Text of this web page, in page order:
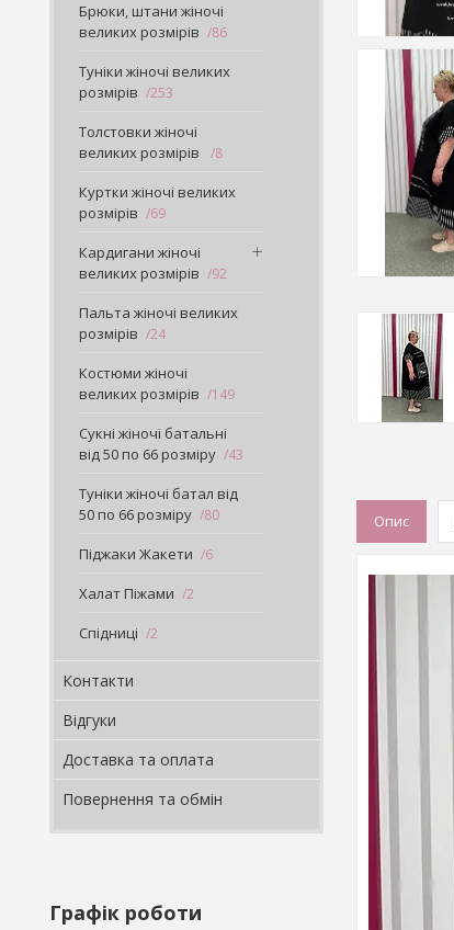
Брюки, штани жіночі
великих розмірів
86
Туніки жіночі великих
розмірів
253
Толстовки жіночі
великих розмірів
8
Куртки жіночі великих
розмірів
69
Кардигани жіночі
великих розмірів
92
Пальта жіночі великих
розмірів
24
Костюми жіночі
великих розмірів
149
Сукні жіночі батальні
від 50 по 66 розміру
43
Туніки жіночі батал від
50 по 66 розміру
80
Піджаки Жакети 6
Халат Піжами 2
Спідниці 2
Контакти
Відгуки
Доставка та оплата
Повернення та обмін
Графік роботи
Опис